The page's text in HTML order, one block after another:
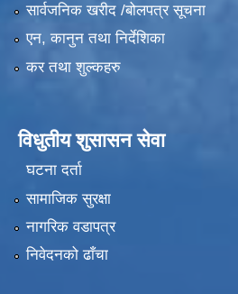
सार्वजनिक खरीद /बोलपत्र सूचना
एन, कानुन तथा निर्देशिका
कर तथा शुल्कहरु
विधुतीय शुसासन सेवा
घटना दर्ता
सामाजिक सुरक्षा
नागरिक वडापत्र
निवेदनको ढाँचा